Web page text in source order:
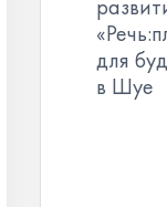
для
в Шуе